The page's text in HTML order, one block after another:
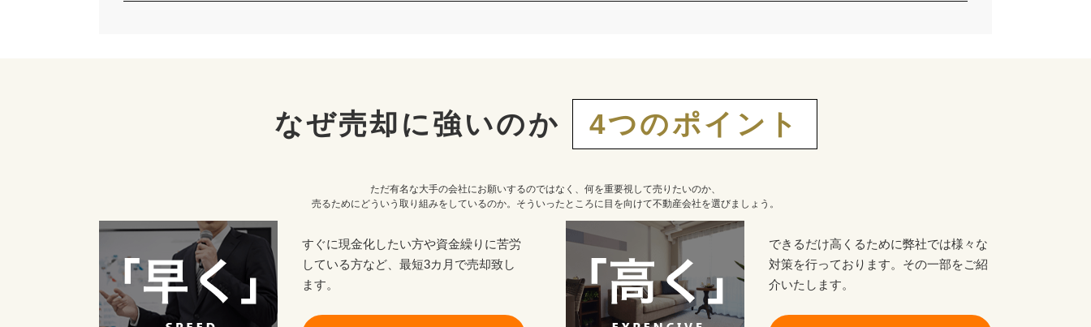
なぜ売却に強いのか 4つのポイント
ただ有名な大手の会社にお願いするのではなく、何を重要視して売りたいのか、
売るためにどういう取り組みをしているのか。そういったところに目を向けて不動産会社を選びましょう。
すぐに現金化したい方や資金繰りに苦労
している方など、最短3カ月で売却致し
ます。
できるだけ高くるために弊社では様々な
対策を行っております。その一部をご紹
介いたします。